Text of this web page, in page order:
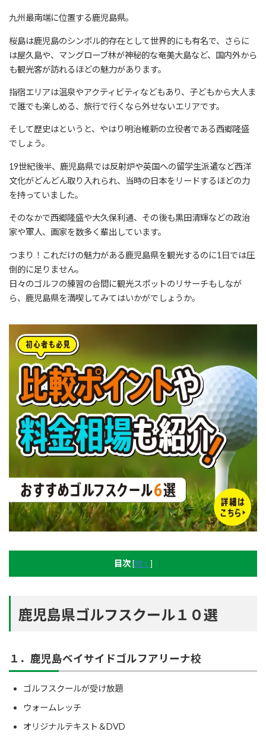
九州最南端に位置する鹿児島県。
桜島は鹿児島のシンボル的存在として世界的にも有名で、さらに
は屋久島や、マングローブ林が神秘的な奄美大島など、国内外から
も観光客が訪れるほどの魅力があります。
指宿エリアは温泉やアクティビティなどもあり、子どもから大人ま
で誰でも楽しめる、旅行で行くなら外せないエリアです。
そして歴史はというと、やはり明治維新の立役者である西郷隆盛
でしょう。
19世紀後半、鹿児島県では反射炉や英国への留学生派遣など西洋
文化がどんどん取り入れられ、当時の日本をリードするほどの力
を持っていました。
そのなかで西郷隆盛や大久保利通、その後も黒田清輝などの政治
家や軍人、画家を数多く輩出しています。
つまり！これだけの魅力がある鹿児島県を観光するのに1日では圧
倒的に足りません。
日々のゴルフの練習の合間に観光スポットのリサーチもしなが
ら、鹿児島県を満喫してみてはいかがでしょうか。
目次 [開く ]
鹿児島県ゴルフスクール１０選
１．鹿児島ベイサイドゴルフアリーナ校
ゴルフスクールが受け放題
ウォームレッチ
オリジナルテキスト＆DVD